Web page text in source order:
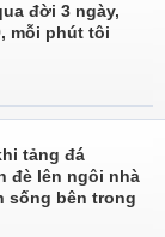
đời 3 ngày,
mỗi phút tôi
tảng đá
đè lên ngôi nhà
sống bên trong